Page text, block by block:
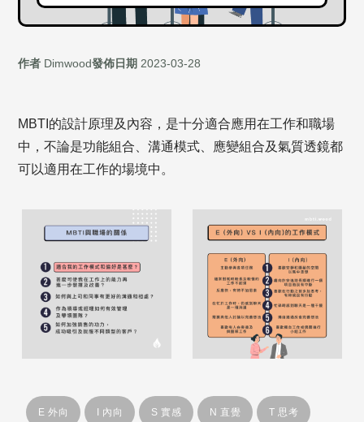
作者 Dimwood發佈日期 2023-03-28
MBTI的設計原理及內容，是十分適合應用在工作和職場
中，不論是功能組合、溝通模式、應變組合及氣質透鏡都
可以適用在工作的場境中。
E 外向 I 內向 S 實感 N 直覺 T 思考